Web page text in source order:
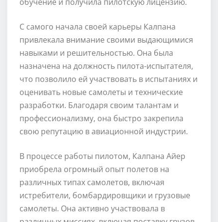
С самого начала своей карьеры Калпана
привлекала внимание своими выдающимися
навыками и решительностью. Она была
назначена на должность пилота-испытателя,
что позволило ей участвовать в испытаниях и
оценивать новые самолеты и технические
разработки. Благодаря своим талантам и
профессионализму, она быстро закрепила
свою репутацию в авиационной индустрии.
В процессе работы пилотом, Калпана Айер
приобрела огромный опыт полетов на
различных типах самолетов, включая
истребители, бомбардировщики и грузовые
самолеты. Она активно участвовала в